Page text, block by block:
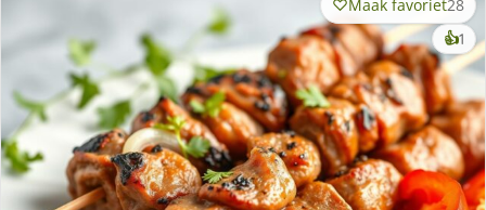
Maak favoriet28
👍1